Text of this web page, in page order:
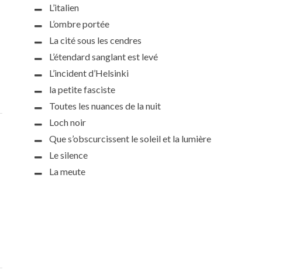
L’italien
L’ombre portée
La cité sous les cendres
L’étendard sanglant est levé
L’incident d’Helsinki
la petite fasciste
Toutes les nuances de la nuit
Loch noir
Que s’obscurcissent le soleil et la lumière
Le silence
La meute